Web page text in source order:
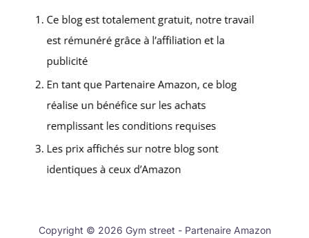
Copyright © 2026 Gym street - Partenaire Amazon